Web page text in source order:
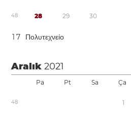
48 28 29 30
1 7 Πολυτεχνείο
Aralık2021
Pa Pt Sa Ça
48 1